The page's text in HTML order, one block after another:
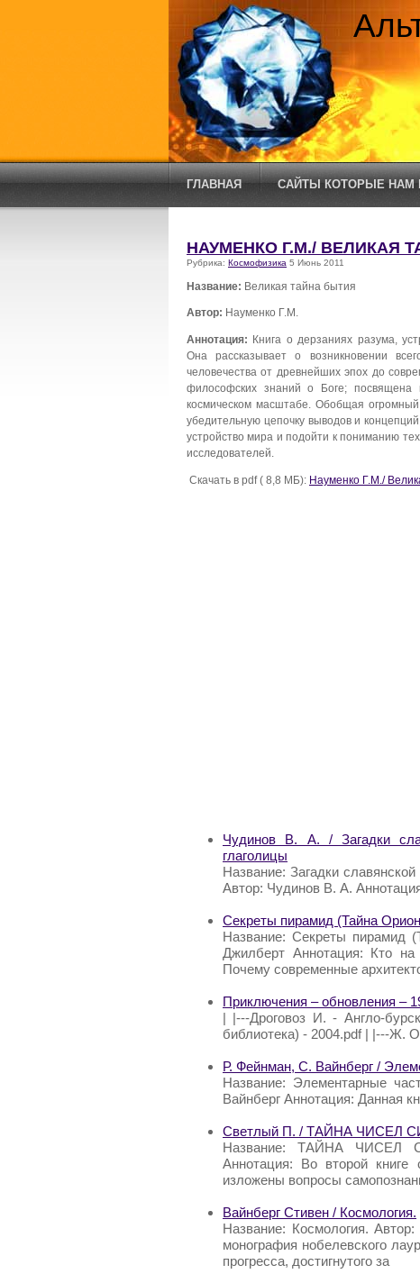
ГЛАВНАЯ САЙТЫ КОТОРЫЕ НАМ
НАУМЕНКО Г.М./ ВЕЛИКАЯ
Рубрика: Космофизика 5 Июнь 2011
Название: Великая тайна бытия
Автор: Науменко Г.М.
Аннотация: Книга о дерзаниях разума,
Она рассказывает о возникновении
человечества от древнейших эпох до
философских знаний о Боге;
космическом масштабе. Обобщая
убедительную цепочку выводов и
устройство мира и подойти к пониманию
исследователей.
Скачать в pdf ( 8,8 МБ): Науменко Г.М./
Чудинов В. А. / Загадки
глаголицы
Название: Загадки
Автор: Чудинов В. А.
Секреты пирамид (Тайна
Название: Секреты пирамид
Джилберт Аннотация: Кто на
Почему современные
Приключения – обновления –
| |---Дроговоз И. - Англо-
библиотека) - 2004.pdf | |---Ж.
Р. Фейнман, С. Вайнберг /
Название: Элементарные
Вайнберг Аннотация: Данная
Светлый П. / ТАЙНА ЧИСЕЛ
Название: ТАЙНА ЧИСЕЛ
Аннотация: Во второй книге
изложены вопросы
Вайнберг Стивен / Космология.
Название: Космология.
монография нобелевского
прогресса, достигнутого за